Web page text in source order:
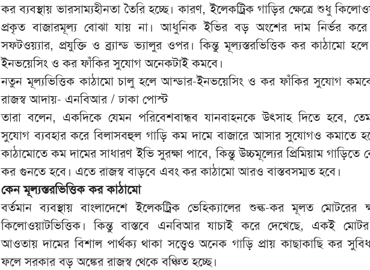
কর ব্যবস্থায় ভারসাম্যহীনতা তৈরি হচ্ছে। কারণ, ইলেকট্রিক গাড়ির ক্ষেত্রে শুধু
প্রকৃত বাজারমূল্য বোঝা যায় না। আধুনিক ইভির বড় অংশের দাম নির্ভর করে
সফটওয়্যার, প্রযুক্তি ও ব্র্যান্ড ভ্যালুর ওপর। কিন্তু মূল্যস্তরভিত্তিক কর কাঠামো
ইনভয়েসিং ও কর ফাঁকির সুযোগ অনেকটাই কমবে।
নতুন মূল্যভিত্তিক কাঠামো চালু হলে আন্ডার-ইনভয়েসিং ও কর ফাঁকির সুযোগ
রাজস্ব আদায়- এনবিআর / ঢাকা পোস্ট
তারা বলেন, একদিকে যেমন পরিবেশবান্ধব যানবাহনকে উৎসাহ দিতে হবে,
সুযোগ ব্যবহার করে বিলাসবহুল গাড়ি কম দামে বাজারে আসার সুযোগও কমাতে
কাঠামোতে কম দামের সাধারণ ইভি সুরক্ষা পাবে, কিন্তু উচ্চমূল্যের প্রিমিয়াম গাড়িতে
কর গুনতে হবে। এতে রাজস্ব বাড়বে এবং কর কাঠামো আরও বাস্তবসম্মত হবে।
কেন মূল্যস্তরভিত্তিক কর কাঠামো
বর্তমান ব্যবস্থায় বাংলাদেশে ইলেকট্রিক ভেহিক্যালের শুল্ক-কর মূলত মোটরের
কিলোওয়াটভিত্তিক। কিন্তু বাস্তবে এনবিআর যাচাই করে দেখেছে, একই
আওতায় দামের বিশাল পার্থক্য থাকা সত্ত্বেও অনেক গাড়ি প্রায় কাছাকাছি কর
ফলে সরকার বড় অঙ্কের রাজস্ব থেকে বঞ্চিত হচ্ছে।